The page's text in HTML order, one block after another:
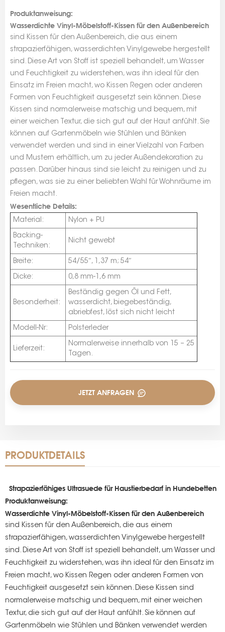
Produktanweisung:
Wasserdichte Vinyl-Möbelstoff-Kissen für den Außenbereich
sind Kissen für den Außenbereich, die aus einem
strapazierfähigen, wasserdichten Vinylgewebe hergestellt
sind. Diese Art von Stoff ist speziell behandelt, um Wasser
und Feuchtigkeit zu widerstehen, was ihn ideal für den
Einsatz im Freien macht, wo Kissen Regen oder anderen
Formen von Feuchtigkeit ausgesetzt sein können. Diese
Kissen sind normalerweise matschig und bequem, mit
einer weichen Textur, die sich gut auf der Haut anfühlt. Sie
können auf Gartenmöbeln wie Stühlen und Bänken
verwendet werden und sind in einer Vielzahl von Farben
und Mustern erhältlich, um zu jeder Außendekoration zu
passen. Darüber hinaus sind sie leicht zu reinigen und zu
pflegen, was sie zu einer beliebten Wahl für Wohnräume im
Freien macht.
Wesentliche Details:
Material: Nylon + PU
Backing-
Techniken:
Nicht gewebt
Breite: 54/55″, 1,37 m; 54″
Dicke: 0,8 mm-1,6 mm
Besonderheit:
Beständig gegen Öl und Fett,
wasserdicht, biegebeständig,
abriebfest, löst sich nicht leicht
Modell-Nr: Polsterleder
Lieferzeit:
Normalerweise innerhalb von 15 – 25
Tagen.
JETZT ANFRAGEN
PRODUKTDETAILS
Strapazierfähiges Ultrasuede für Haustierbedarf in Hundebetten
Produktanweisung:
Wasserdichte Vinyl-Möbelstoff-Kissen für den Außenbereich
sind Kissen für den Außenbereich, die aus einem
strapazierfähigen, wasserdichten Vinylgewebe hergestellt
sind. Diese Art von Stoff ist speziell behandelt, um Wasser und
Feuchtigkeit zu widerstehen, was ihn ideal für den Einsatz im
Freien macht, wo Kissen Regen oder anderen Formen von
Feuchtigkeit ausgesetzt sein können. Diese Kissen sind
normalerweise matschig und bequem, mit einer weichen
Textur, die sich gut auf der Haut anfühlt. Sie können auf
Gartenmöbeln wie Stühlen und Bänken verwendet werden